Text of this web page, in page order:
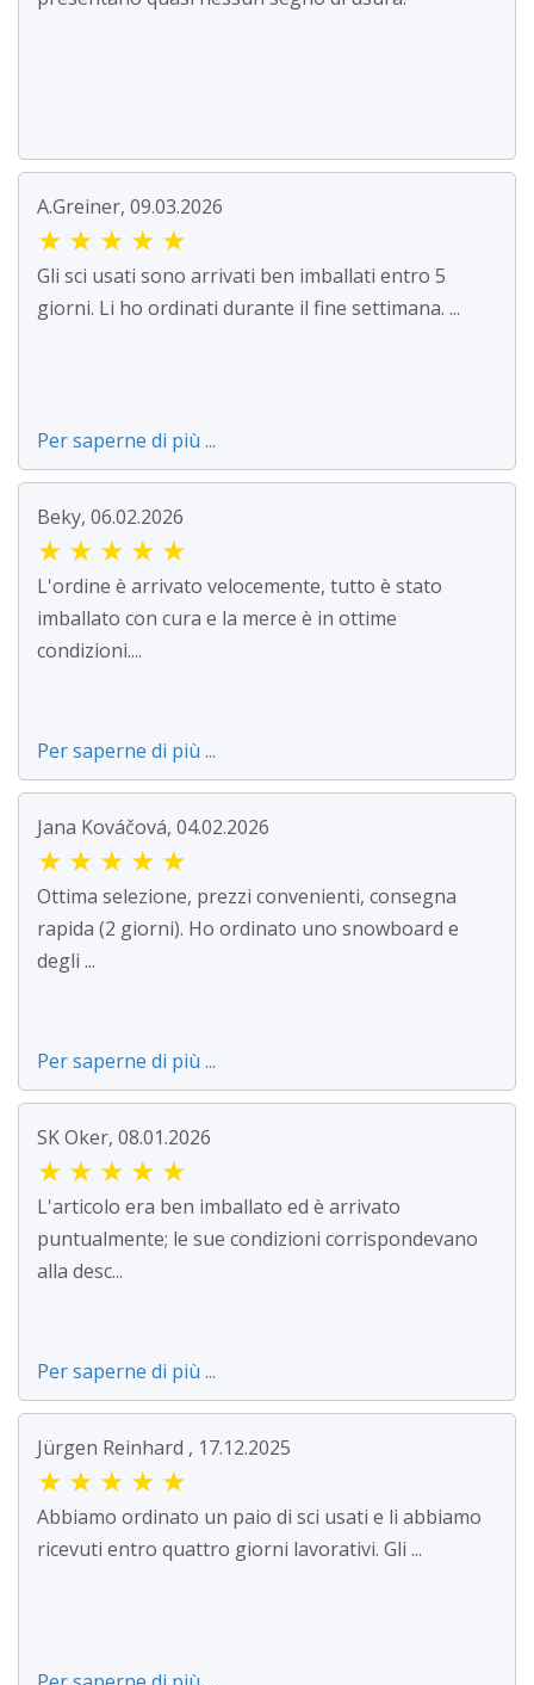
A.Greiner, 09.03.2026
★ ★ ★ ★ ★
Gli sci usati sono arrivati ben imballati entro 5
giorni. Li ho ordinati durante il fine settimana. ...
Per saperne di più ...
Beky, 06.02.2026
★ ★ ★ ★ ★
L'ordine è arrivato velocemente, tutto è stato
imballato con cura e la merce è in ottime
condizioni....
Per saperne di più ...
Jana Kováčová, 04.02.2026
★ ★ ★ ★ ★
Ottima selezione, prezzi convenienti, consegna
rapida (2 giorni). Ho ordinato uno snowboard e
degli ...
Per saperne di più ...
SK Oker, 08.01.2026
★ ★ ★ ★ ★
L'articolo era ben imballato ed è arrivato
puntualmente; le sue condizioni corrispondevano
alla desc...
Per saperne di più ...
Jürgen Reinhard , 17.12.2025
★ ★ ★ ★ ★
Abbiamo ordinato un paio di sci usati e li abbiamo
ricevuti entro quattro giorni lavorativi. Gli ...